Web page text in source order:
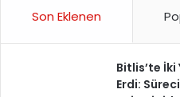
Son Eklenen
Bitlis’te İki
Erdi: